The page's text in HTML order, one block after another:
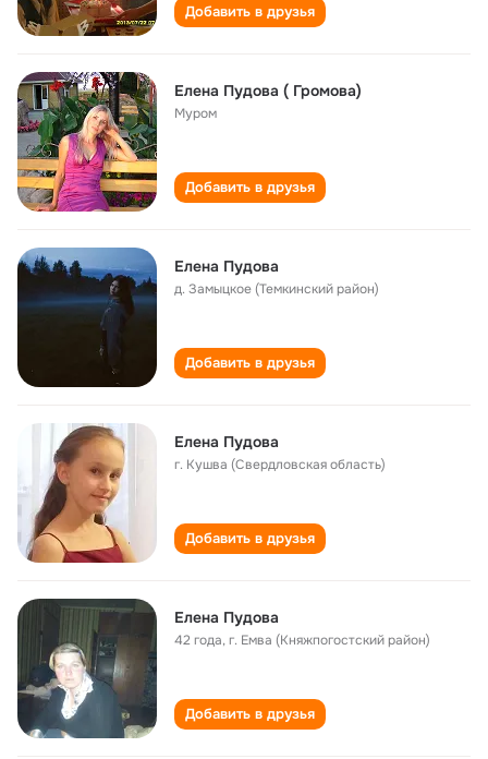
Добавить в друзья
Елена Пудова ( Громова)
Муром
Добавить в друзья
Елена Пудова
д. Замыцкое (Темкинский район)
Добавить в друзья
Елена Пудова
г. Кушва (Свердловская область)
Добавить в друзья
Елена Пудова
42 года,г. Емва (Княжпогостский район)
Добавить в друзья